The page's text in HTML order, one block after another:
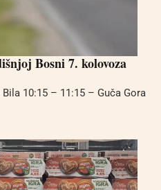
Bosni 7. kolovoza
10:15 – 11:15 – Guča Gora